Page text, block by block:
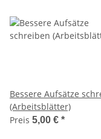
Bessere Aufsätze
(Arbeitsblätter)
Preis 5,00 € *